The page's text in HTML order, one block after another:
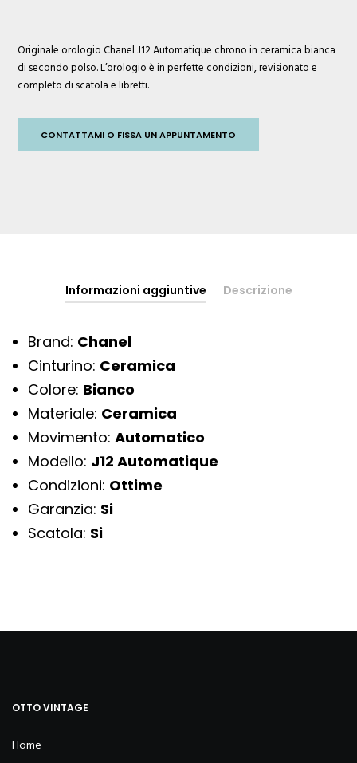
Originale orologioChanelJ12 Automatique chrono in ceramica bianca
di secondo polso. L’orologio è in perfette condizioni, revisionato e
completo di scatola e libretti.
CONTATTAMI O FISSA UN APPUNTAMENTO
Informazioni aggiuntive Descrizione
Brand: Chanel
Cinturino: Ceramica
Colore: Bianco
Materiale: Ceramica
Movimento: Automatico
Modello: J12 Automatique
Condizioni: Ottime
Garanzia: Si
Scatola: Si
OTTO VINTAGE
Home